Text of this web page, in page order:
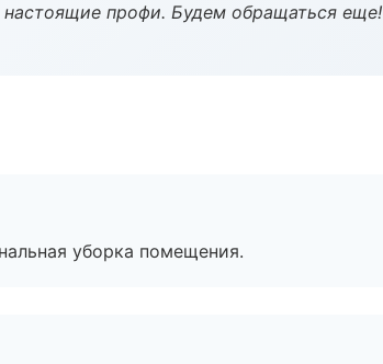
профи. Будем обращаться еще!
уборка помещения.